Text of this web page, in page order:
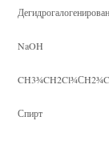
NaOH
Спирт